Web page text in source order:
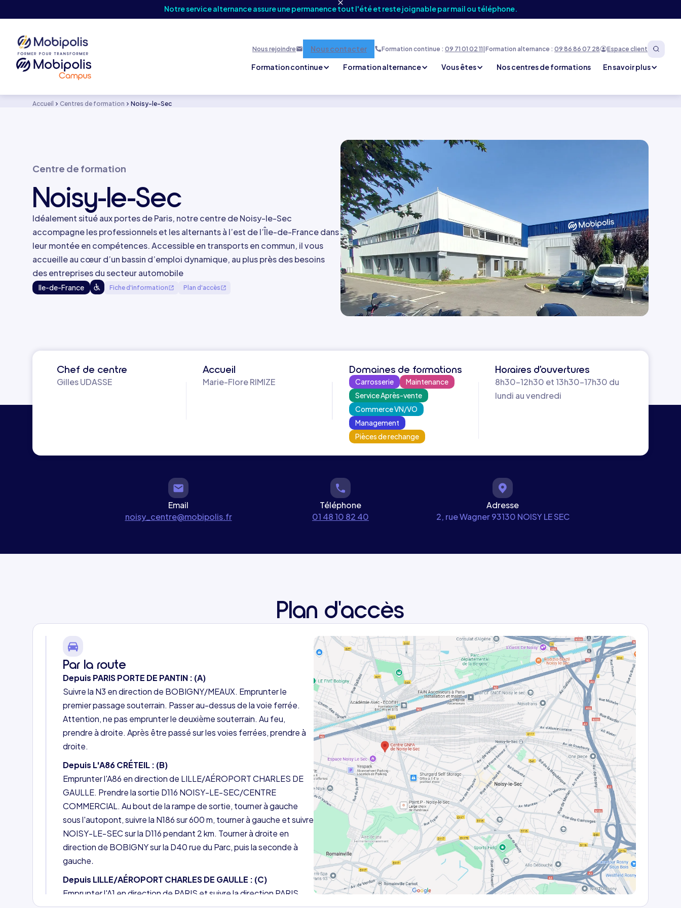
Notre service alternance assure une permanence tout l'été et reste joignable par mail ou téléphone.
Nous rejoindre Nous contacter Formation continue : 09 71 01 02 11 Formation alternance : 09 86 86 07 28 Espace client
Formation continue Formation alternance Vous êtes Nos centres de formations En savoir plus
Accueil Centres de formation Noisy-le-Sec
Centre de formation
Noisy-le-Sec
Idéalement situé aux portes de Paris, notre centre de Noisy-le-Sec
accompagne les professionnels et les alternants à l’est de l’Île-de-France dans
leur montée en compétences. Accessible en transports en commun, il vous
accueille au cœur d’un bassin d’emploi dynamique, au plus près des besoins
des entreprises du secteur automobile
Ile-de-France Fiche d'information Plan d'accès
Chef de centre
Gilles UDASSE
Accueil
Marie-Flore RIMIZE
Domaines de formations
Carrosserie
Maintenance
Service Après-vente
Commerce VN/VO
Management
Pièces de rechange
Horaires d’ouvertures
8h30-12h30 et 13h30-17h30 du
lundi au vendredi
Email
noisy_centre@mobipolis.fr
Téléphone
01 48 10 82 40
Adresse
2, rue Wagner 93130 NOISY LE SEC
Plan d'accès
Par la route
Depuis PARIS PORTE DE PANTIN : (A)
Suivre la N3 en direction de BOBIGNY/MEAUX. Emprunter le
premier passage souterrain. Passer au-dessus de la voie ferrée.
Attention, ne pas emprunter le deuxième souterrain. Au feu,
prendre à droite. Après être passé sur les voies ferrées, prendre à
droite.
Depuis L'A86 CRÉTEIL : (B)
Emprunter l'A86 en direction de LILLE/AÉROPORT CHARLES DE
GAULLE. Prendre la sortie D116 NOISY-LE-SEC/CENTRE
COMMERCIAL. Au bout de la rampe de sortie, tourner à gauche
sous l'autopont, suivre la N186 sur 600 m, tourner à gauche et suivre
NOISY-LE-SEC sur la D116 pendant 2 km. Tourner à droite en
direction de BOBIGNY sur la D40 rue du Parc, puis la seconde à
gauche.
Depuis LILLE/AÉROPORT CHARLES DE GAULLE : (C)
Emprunter l'A1 en direction de PARIS et suivre la direction PARIS